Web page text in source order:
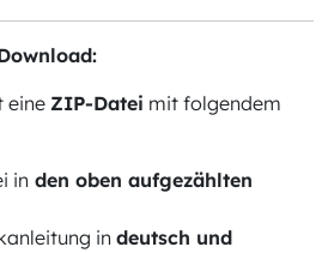
eine ZIP-Datei mit folgendem
in den oben aufgezählten
in deutsch und